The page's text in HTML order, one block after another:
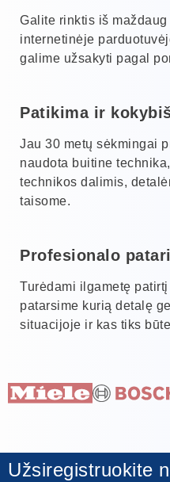
Galite rinktis iš
internetinėje
galime užsakyti pagal
Patikima ir
Jau 30 metų sėkmingai
naudota buitine
technikos dalimis,
taisome.
Profesionalo
Turėdami ilgametę
patarsime kurią detalę
situacijoje ir kas tiks
Užsiregistruokite